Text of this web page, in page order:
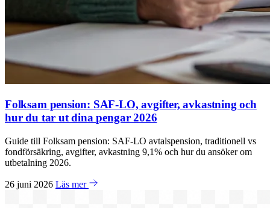
Folksam pension: SAF-LO, avgifter, avkastning och
hur du tar ut dina pengar 2026
Guide till Folksam pension: SAF-LO avtalspension, traditionell vs
fondförsäkring, avgifter, avkastning 9,1% och hur du ansöker om
utbetalning 2026.
26 juni 2026 Läs mer